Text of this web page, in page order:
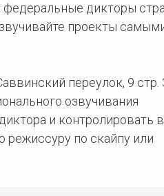
федеральные дикторы
проекты
переулок, 9 стр.
озвучивания
и контролировать
режиссуру по скайпу или